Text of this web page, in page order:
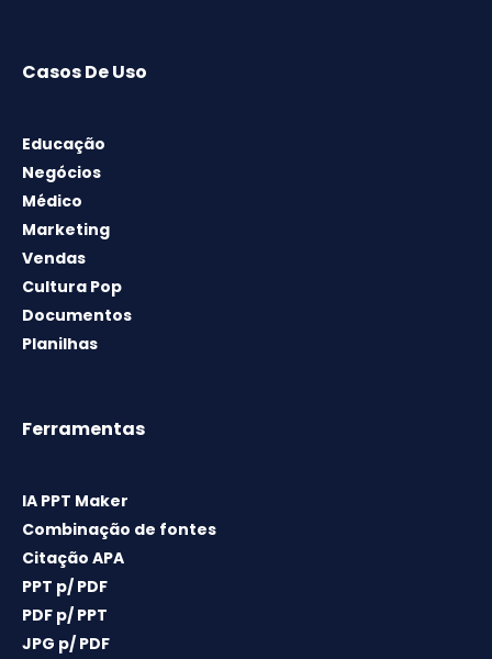
Casos De Uso
Educação
Negócios
Médico
Marketing
Vendas
Cultura Pop
Documentos
Planilhas
Ferramentas
IA PPT Maker
Combinação de fontes
Citação APA
PPT p/ PDF
PDF p/ PPT
JPG p/ PDF